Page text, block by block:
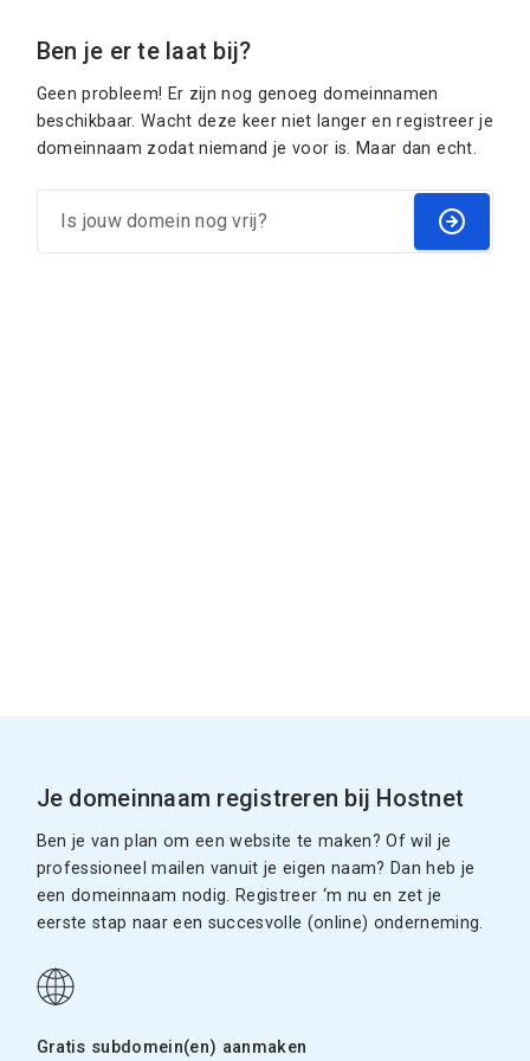
Ben je er te laat bij?
Geen probleem! Er zijn nog genoeg domeinnamen
beschikbaar. Wacht deze keer niet langer en registreer je
domeinnaam zodat niemand je voor is. Maar dan echt.
Je domeinnaam registreren bij Hostnet
Ben je van plan om een website te maken? Of wil je
professioneel mailen vanuit je eigen naam? Dan heb je
een domeinnaam nodig. Registreer ‘m nu en zet je
eerste stap naar een succesvolle (online) onderneming.
Gratis subdomein(en) aanmaken